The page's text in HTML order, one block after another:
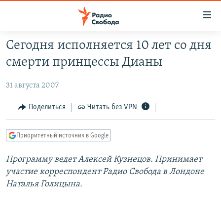
упрощенного
доступа
содержанию
Вернутся
навигации
Вернутся
ПРОГРАММЫ
ПОДКАСТЫ
АВТОРСКИЕ ПРОЕКТЫ
ЦИТАТЫ СВОБОДЫ
КУЛЬТУРА
IDEL.РЕАЛИИ
КАВКАЗ.РЕАЛИИ
Сегодня исполняется 10 лет со дня
смерти принцессы Дианы
31 августа 2007
Поделиться Читать без VPN
Приоритетный источник в Google
Программу ведет Алексей Кузнецов. Принимает
участие корреспондент Радио Свобода в Лондоне
Наталья Голицына.